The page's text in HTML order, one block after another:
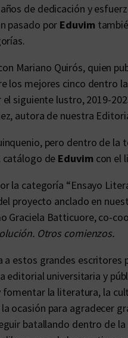
de dedicación y
pasado por Eduvim
Mariano Quirós, quien
los mejores cinco dentro
el siguiente lustro, 2019-
autora de nuestra
pero dentro de la
de Eduvim con el
la categoría “Ensayo
proyecto anclado en
Graciela Batticuore, co-
Otros comienzos.
a estos grandes escritores
editorial universitaria y
fomentar la literatura, la
ocasión para agradecer
batallando dentro de